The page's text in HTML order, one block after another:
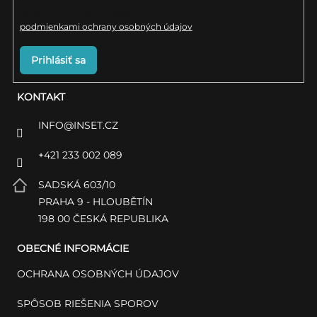
KONTAKT
INFO@INSET.CZ
+421 233 002 089
SADSKÁ 603/10
PRAHA 9 - HLOUBĚTÍN
198 00 ČESKÁ REPUBLIKA
OBECNÉ INFORMÁCIE
OCHRANA OSOBNÝCH ÚDAJOV
SPÔSOB RIEŠENIA SPOROV
podmienkami ochrany osobných údajov
Prihlásiť sa